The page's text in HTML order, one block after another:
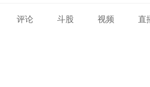
评论 斗股 视频 直